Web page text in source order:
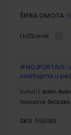
ŠIFRA OMOTA:
Udžbenik
sadržajima u
Autor(i): Babić
Nakladnik:
SKU: 556189